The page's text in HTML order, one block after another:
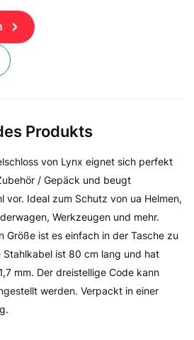
Produkts
von Lynx eignet sich perfekt
/ Gepäck und beugt
vor. Ideal zum Schutz von ua Helmen,
Werkzeugen und mehr.
Größe ist es einfach in der Tasche zu
Stahlkabel ist 80 cm lang und hat
mm. Der dreistellige Code kann
werden. Verpackt in einer